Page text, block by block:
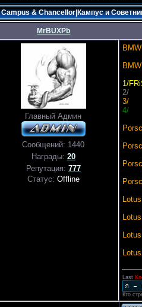
Campus & Chancellor|Кампус и
MrBUXPb
Главный Админ
Сообщений: 1440
Награды: 20
Репутация: 777
Статус: Offline
BMW
BMW
1/
2/
3/
4/
Last
Кто